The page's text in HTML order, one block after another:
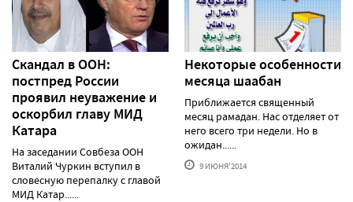
Скандал в ООН:
постпред России
проявил неуважение и
оскорбил главу МИД
Катара
На заседании Совбеза ООН
Виталий Чуркин вступил в
словесную перепалку с главой
МИД Катар......
Некоторые особенности
месяца шаабан
Приближается священный
месяц рамадан. Нас отделяет от
него всего три недели. Но в
ожидан......
9 ИЮНЯ'2014